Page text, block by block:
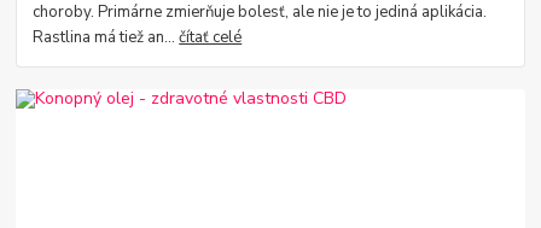
choroby. Primárne zmierňuje bolesť, ale nie je to jediná aplikácia.
Rastlina má tiež an...čítať celé